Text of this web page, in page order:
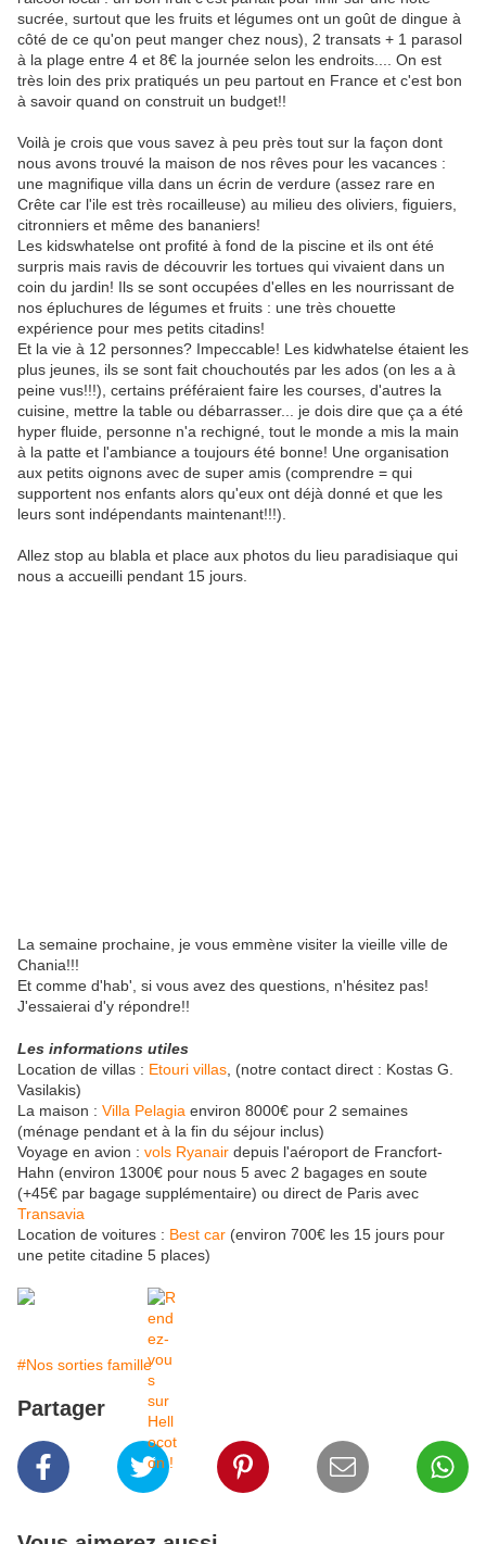
sucrée, surtout que les fruits et légumes ont un goût de dingue à
côté de ce qu'on peut manger chez nous), 2 transats + 1 parasol
à la plage entre 4 et 8€ la journée selon les endroits.... On est
très loin des prix pratiqués un peu partout en France et c'est bon
à savoir quand on construit un budget!!
Voilà je crois que vous savez à peu près tout sur la façon dont
nous avons trouvé la maison de nos rêves pour les vacances :
une magnifique villa dans un écrin de verdure (assez rare en
Crête car l'ile est très rocailleuse) au milieu des oliviers, figuiers,
citronniers et même des bananiers!
Les kidswhatelse ont profité à fond de la piscine et ils ont été
surpris mais ravis de découvrir les tortues qui vivaient dans un
coin du jardin! Ils se sont occupées d'elles en les nourrissant de
nos épluchures de légumes et fruits : une très chouette
expérience pour mes petits citadins!
Et la vie à 12 personnes? Impeccable! Les kidwhatelse étaient les
plus jeunes, ils se sont fait chouchoutés par les ados (on les a à
peine vus!!!), certains préféraient faire les courses, d'autres la
cuisine, mettre la table ou débarrasser... je dois dire que ça a été
hyper fluide, personne n'a rechigné, tout le monde a mis la main
à la patte et l'ambiance a toujours été bonne! Une organisation
aux petits oignons avec de super amis (comprendre = qui
supportent nos enfants alors qu'eux ont déjà donné et que les
leurs sont indépendants maintenant!!!).
Allez stop au blabla et place aux photos du lieu paradisiaque qui
nous a accueilli pendant 15 jours.
La semaine prochaine, je vous emmène visiter la vieille ville de
Chania!!!
Et comme d'hab', si vous avez des questions, n'hésitez pas!
J'essaierai d'y répondre!!
Les informations utiles
Location de villas : Etouri villas , (notre contact direct : Kostas G.
Vasilakis)
La maison : Villa Pelagia environ 8000€ pour 2 semaines
(ménage pendant et à la fin du séjour inclus)
Voyage en avion : vols Ryanair depuis l'aéroport de Francfort-
Hahn (environ 1300€ pour nous 5 avec 2 bagages en soute
(+45€ par bagage supplémentaire) ou direct de Paris avec
Transavia
Location de voitures : Best car (environ 700€ les 15 jours pour
une petite citadine 5 places)
#Nos sorties famille
Partager